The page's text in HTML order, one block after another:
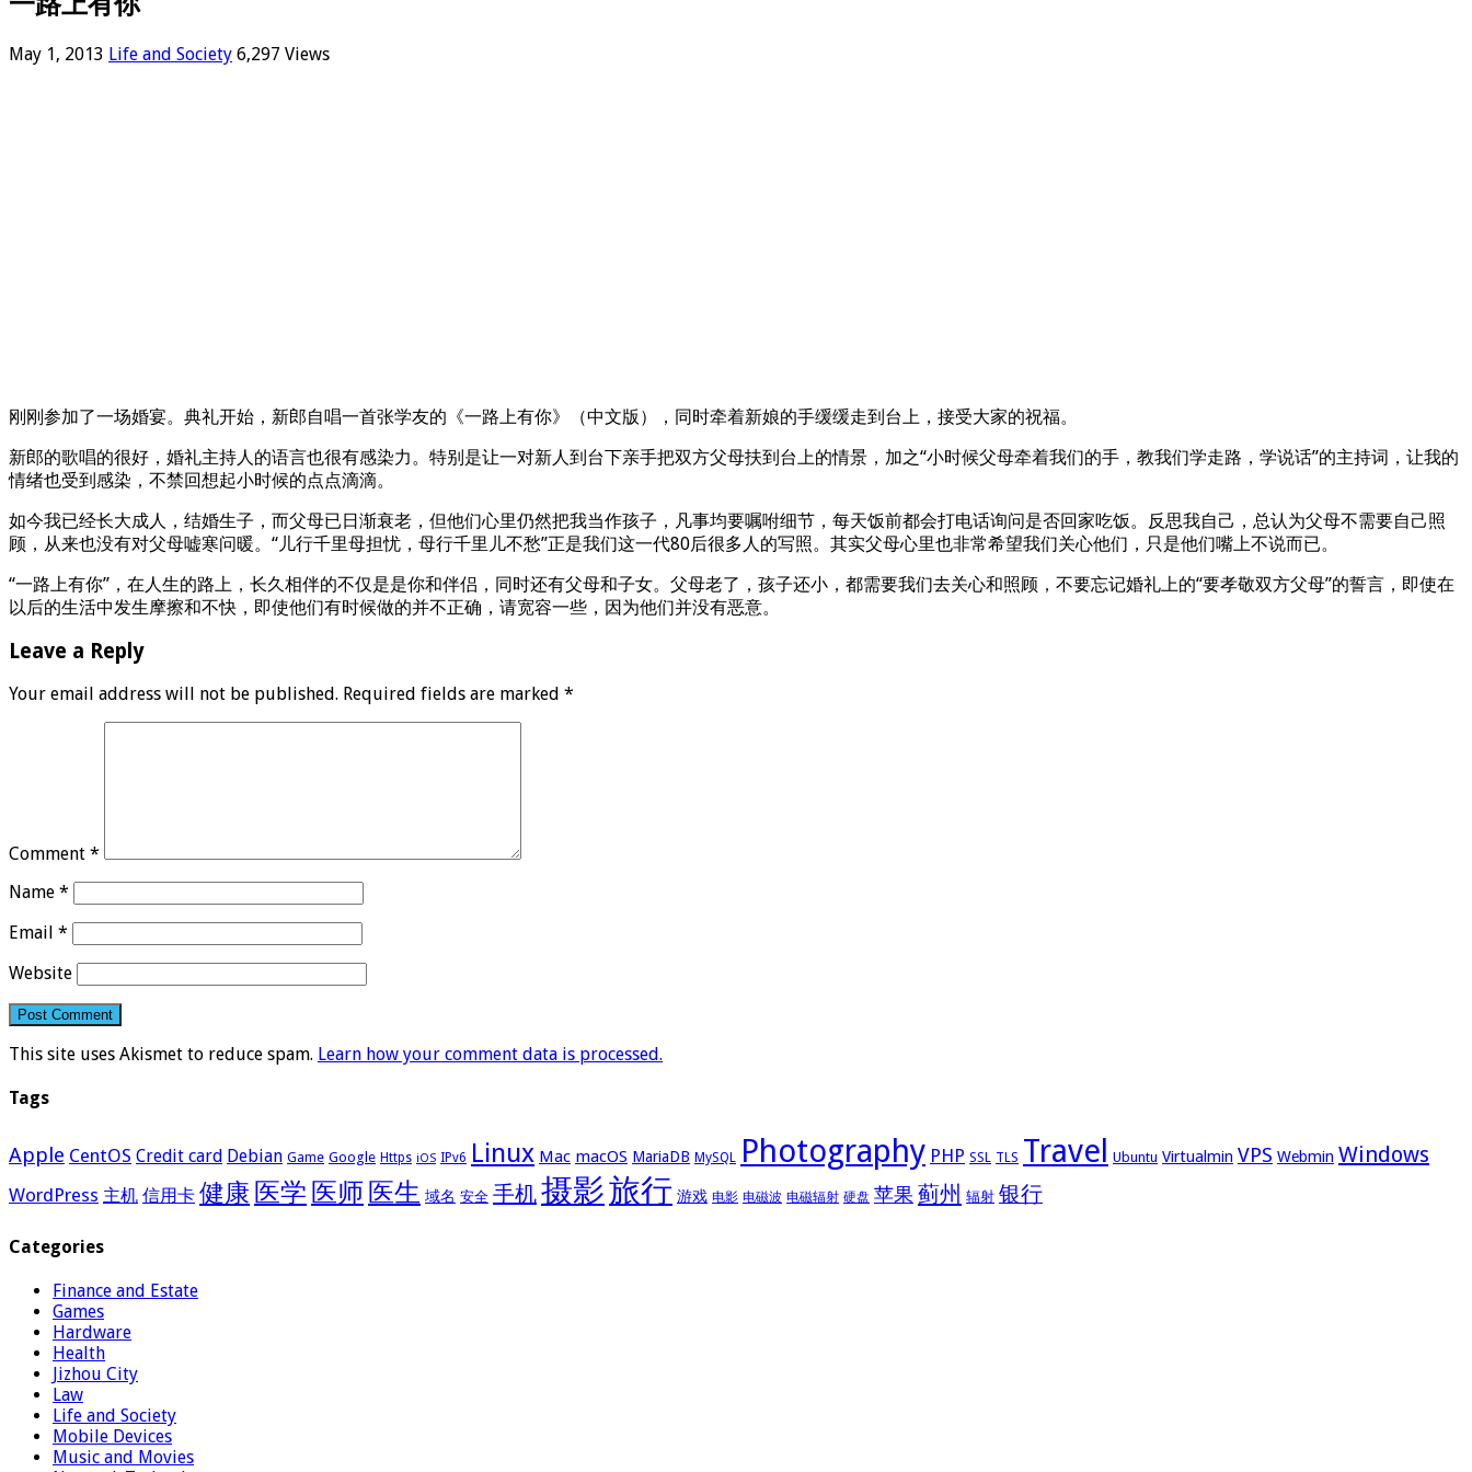
May 1, 2013 Life and Society 6,297 Views
刚刚参加了一场婚宴。典礼开始，新郎自唱一首张学友的《一路上有你》（中文版），同时牵着新娘的手缓缓走到台上，接受大家的祝福。
新郎的歌唱的很好，婚礼主持人的语言也很有感染力。特别是让一对新人到台下亲手把双方父母扶到台上的情景，加之“小时候父母牵着我们的手，教我们学走路，学说话”的主持词，让我的
情绪也受到感染，不禁回想起小时候的点点滴滴。
如今我已经长大成人，结婚生子，而父母已日渐衰老，但他们心里仍然把我当作孩子，凡事均要嘱咐细节，每天饭前都会打电话询问是否回家吃饭。反思我自己，总认为父母不需要自己照
顾，从来也没有对父母嘘寒问暖。“儿行千里母担忧，母行千里儿不愁”正是我们这一代80后很多人的写照。其实父母心里也非常希望我们关心他们，只是他们嘴上不说而已。
“一路上有你”，在人生的路上，长久相伴的不仅是是你和伴侣，同时还有父母和子女。父母老了，孩子还小，都需要我们去关心和照顾，不要忘记婚礼上的“要孝敬双方父母”的誓言，即使在
以后的生活中发生摩擦和不快，即使他们有时候做的并不正确，请宽容一些，因为他们并没有恶意。
Leave a Reply
Your email address will not be published. Required fields are marked *
Comment *
Name *
Email *
Website
This site uses Akismet to reduce spam. Learn how your comment data is processed.
Tags
Apple CentOS Credit card Debian Game Google Https iOS IPv6 Linux Mac macOS MariaDB MySQL Photography PHP SSL TLS Travel Ubuntu Virtualmin VPS Webmin Windows
WordPress 主机 信用卡 健康 医学 医师 医生 域名 安全 手机摄影旅行 游戏 电影 电磁波 电磁辐射 硬盘 苹果 蓟州 辐射 银行
Categories
Finance and Estate
Games
Hardware
Health
Jizhou City
Law
Life and Society
Mobile Devices
Music and Movies